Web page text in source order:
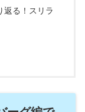
返る！スリラ